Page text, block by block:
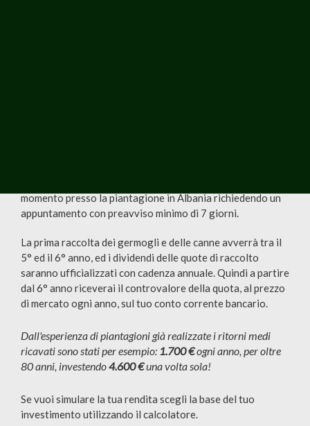
momento presso la piantagione in Albania richiedendo un
appuntamento con preavviso minimo di 7 giorni.
La prima raccolta dei germogli e delle canne avverrà tra il
5° ed il 6° anno, ed i dividendi delle quote di raccolto
saranno ufficializzati con cadenza annuale. Quindi a partire
dal 6° anno riceverai il controvalore della quota, al prezzo
di mercato ogni anno, sul tuo conto corrente bancario.
Dall'esperienza di piantagioni già realizzate i ritorni medi
ricavati sono stati per esempio: 1.700 €ogni anno, per oltre
80 anni, investendo4.600 €una volta sola!
Se vuoi simulare la tua rendita scegli la base del tuo
investimento utilizzando il calcolatore.